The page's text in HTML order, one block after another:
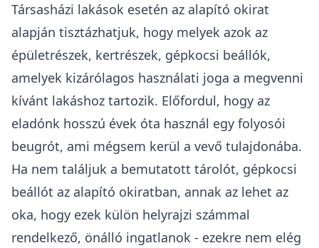
Társasházi lakások esetén az alapító okirat
alapján tisztázhatjuk, hogy melyek azok az
épületrészek, kertrészek, gépkocsi beállók,
amelyek kizárólagos használati joga a megvenni
kívánt lakáshoz tartozik. Előfordul, hogy az
eladónk hosszú évek óta használ egy folyosói
beugrót, ami mégsem kerül a vevő tulajdonába.
Ha nem találjuk a bemutatott tárolót, gépkocsi
beállót az alapító okiratban, annak az lehet az
oka, hogy ezek külön helyrajzi számmal
rendelkező, önálló ingatlanok - ezekre nem elég